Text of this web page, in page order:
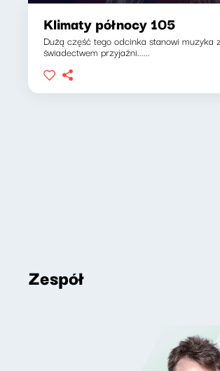
Klimaty północy 105
Dużą część tego odcinka stanowi muzyka
świadectwem przyjaźni......
Zespół